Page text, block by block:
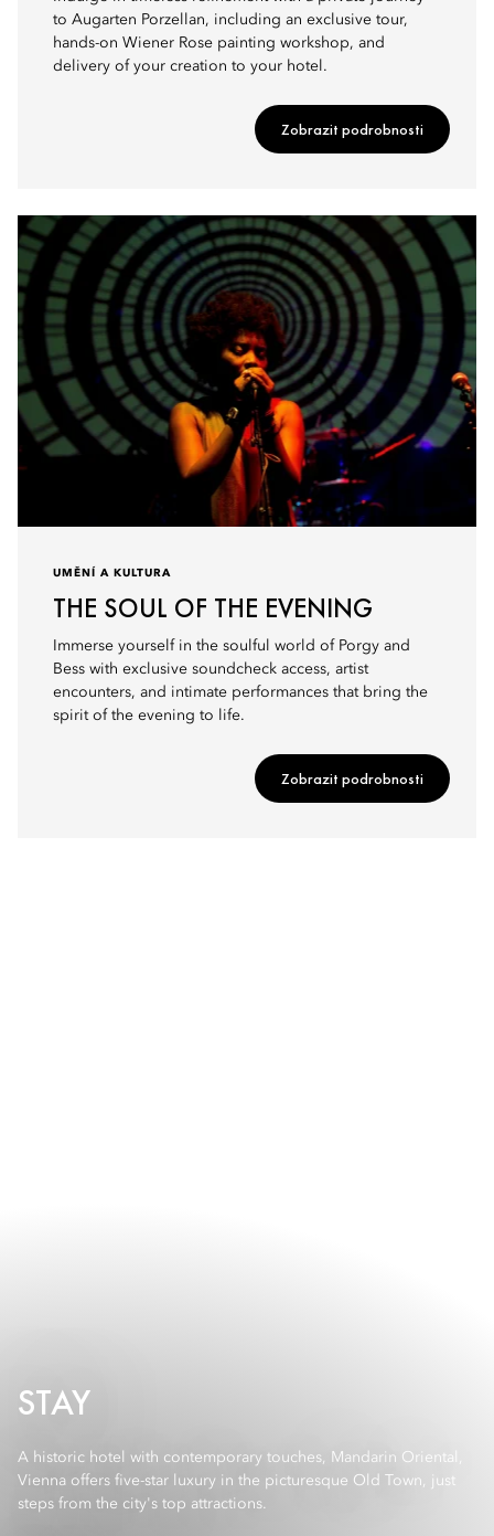
to Augarten Porzellan, including an exclusive tour,
hands-on Wiener Rose painting workshop, and
delivery of your creation to your hotel.
Zobrazit podrobnosti
UMĚNÍ A KULTURA
THE SOUL OF THE EVENING
Immerse yourself in the soulful world of Porgy and
Bess with exclusive soundcheck access, artist
encounters, and intimate performances that bring the
spirit of the evening to life.
Zobrazit podrobnosti
STAY
A historic hotel with contemporary touches, Mandarin Oriental,
Vienna offers five-star luxury in the picturesque Old Town, just
steps from the city's top attractions.